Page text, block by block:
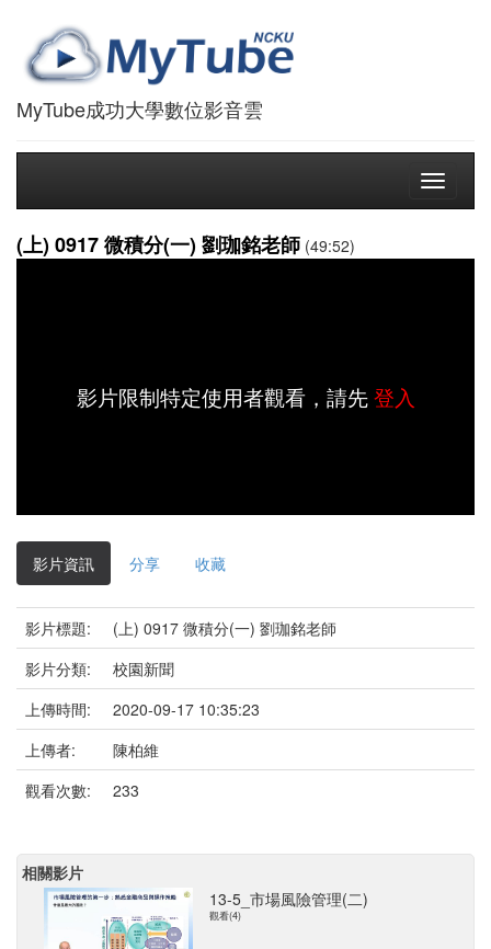
MyTube成功大學數位影音雲
Toggle
(上) 0917 微積分(一) 劉珈銘老師 (49:52)
影片限制特定使用者觀看，請先登入
影片資訊 分享 收藏
影片標題:
(上) 0917 微積分(一) 劉珈銘老師
影片分類:
校園新聞
上傳時間:
2020-09-17 10:35:23
上傳者:
陳柏維
觀看次數:
233
相關影片
13-5_市場風險管理(二)
觀看(4)